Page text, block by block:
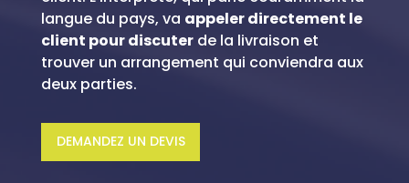
langue du pays, va appeler directement le
client pour discuterde la livraison et
trouver un arrangement qui conviendra aux
deux parties.
DEMANDEZ UN DEVIS